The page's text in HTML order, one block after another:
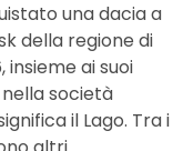
una dacia a
della regione di
insieme ai suoi
società
il Lago. Tra i